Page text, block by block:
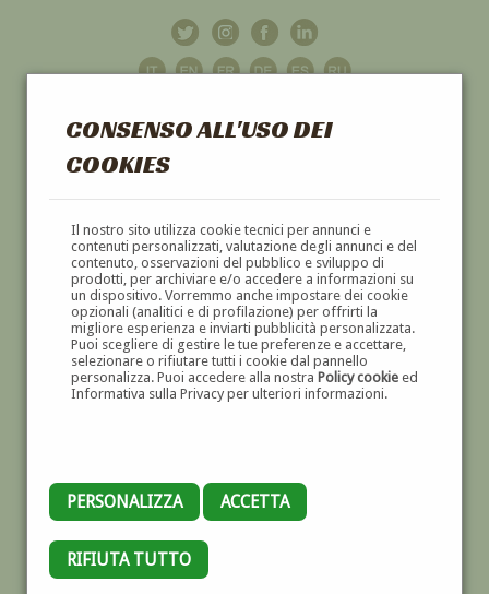
CONSENSO ALL'USO DEI
COOKIES
Il nostro sito utilizza cookie tecnici per annunci e
contenuti personalizzati, valutazione degli annunci e del
contenuto, osservazioni del pubblico e sviluppo di
prodotti, per archiviare e/o accedere a informazioni su
un dispositivo. Vorremmo anche impostare dei cookie
opzionali (analitici e di profilazione) per offrirti la
migliore esperienza e inviarti pubblicità personalizzata.
Puoi scegliere di gestire le tue preferenze e accettare,
selezionare o rifiutare tutti i cookie dal pannello
personalizza. Puoi accedere alla nostra Policy cookieed
Informativa sulla Privacy per ulteriori informazioni.
PERSONALIZZA ACCETTA
RIFIUTA TUTTO
GALLERIAD'ARTE
DIPINTI E SCULTURE '800 E '900